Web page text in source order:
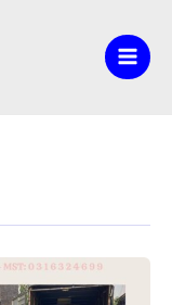
Main